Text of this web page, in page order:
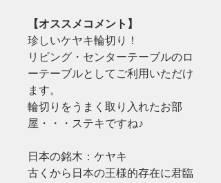
【オススメコメント】
珍しいケヤキ輪切り！
リビング・センターテーブルのロ
ーテーブルとしてご利用いただけ
ます。
輪切りをうまく取り入れたお部
屋・・・ステキですね♪
日本の銘木：ケヤキ
古くから日本の王様的存在に君臨